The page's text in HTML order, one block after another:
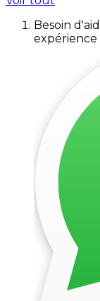
Besoin
expérience